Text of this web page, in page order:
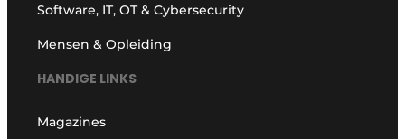
Software, IT, OT & Cybersecurity
Mensen & Opleiding
HANDIGE LINKS
Magazines